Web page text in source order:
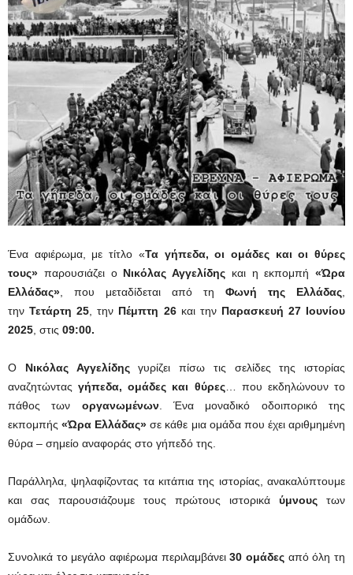
Ένα αφιέρωμα, με τίτλο «Τα γήπεδα, οι ομάδες και οι θύρες
τους» παρουσιάζει ο Νικόλας Αγγελίδης και η εκπομπή «Ώρα
Ελλάδας» , που μεταδίδεται από τη Φωνή της Ελλάδας
τηνΤετάρτη 25 , την Πέμπτη 26 και την Παρασκευή 27 Ιουνίου
2025 , στις 09:00.
Ο Νικόλας Αγγελίδηςγυρίζει πίσω τις σελίδες της ιστορίας
αναζητώνταςγήπεδα, ομάδες και θύρες… που εκδηλώνουν το
πάθος των οργανωμένων. Ένα μοναδικό οδοιπορικό της
εκπομπής«Ώρα Ελλάδας» σε κάθε μια ομάδα που έχει αριθμημένη
θύρα – σημείο αναφοράς στο γήπεδό της.
Παράλληλα, ψηλαφίζοντας τα κιτάπια της ιστορίας, ανακαλύπτουμε
και σας παρουσιάζουμε τους πρώτους ιστορικά ύμνους των
ομάδων.
Συνολικά το μεγάλο αφιέρωμα περιλαμβάνει30 ομάδες από όλη τη